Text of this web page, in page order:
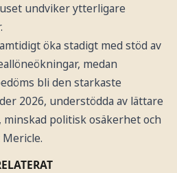
undviker ytterligare
öka stadigt med stöd av
medan
bli den starkaste
2026, understödda av lättare
politisk osäkerhet och